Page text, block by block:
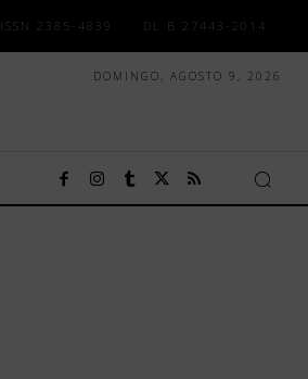
ISSN 2385-4839 DL B 27443-2014
DOMINGO, AGOSTO 9, 2026